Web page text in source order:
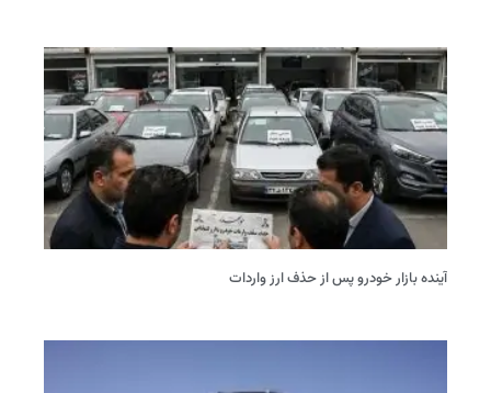
آینده بازار خودرو پس از حذف ارز واردات